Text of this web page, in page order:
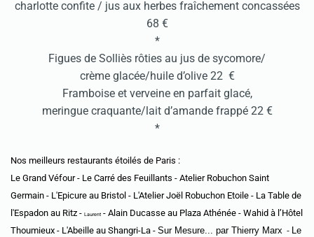
charlotte confite / jus aux herbes fraîchement concassées
68 €
*
Figues de Solliès rôties au jus de sycomore/
crème glacée/huile d’olive 22 €
Framboise et verveine en parfait glacé,
meringue craquante/lait d’amande frappé 22 €
*
Nos meilleurs restaurants étoilés de Paris :
Le Grand Véfour- Le Carré des Feuillants - Atelier Robuchon Saint
Germain - L'Epicure au Bristol - L'Atelier Joël Robuchon Etoile - La Table de
l'Espadon au Ritz - Laurent - Alain Ducasse au Plaza Athénée - Wahid à l’Hôtel
Thoumieux - L'Abeille au Shangri-La - Sur Mesure... par Thierry Marx - Le